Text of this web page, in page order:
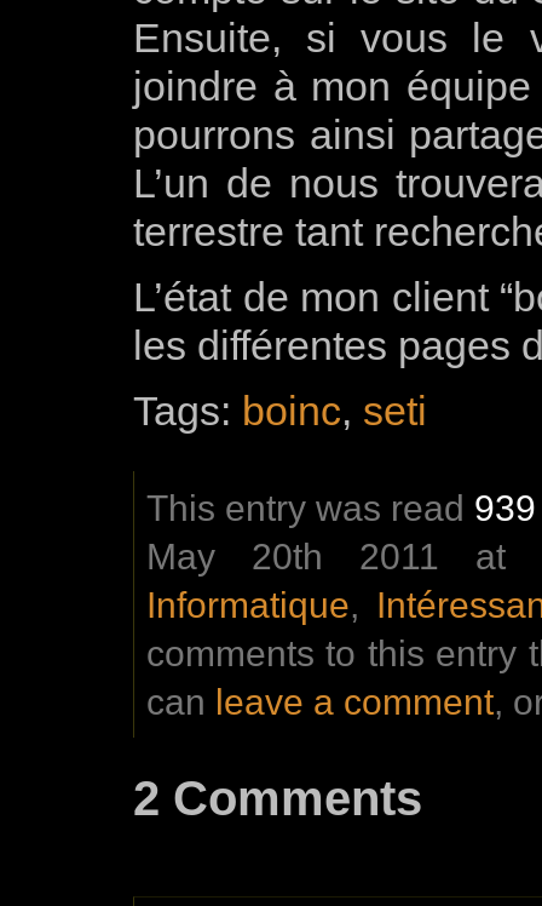
Ensuite, si vous le
joindre à mon équipe
pourrons ainsi
L’un de nous
terrestre tant
L’état de mon client
les différentes pages
Tags: boinc, seti
This entry was read 939
May 20th 2011 at
Informatique,
comments to this entry
can leave a comment,
2 Comments